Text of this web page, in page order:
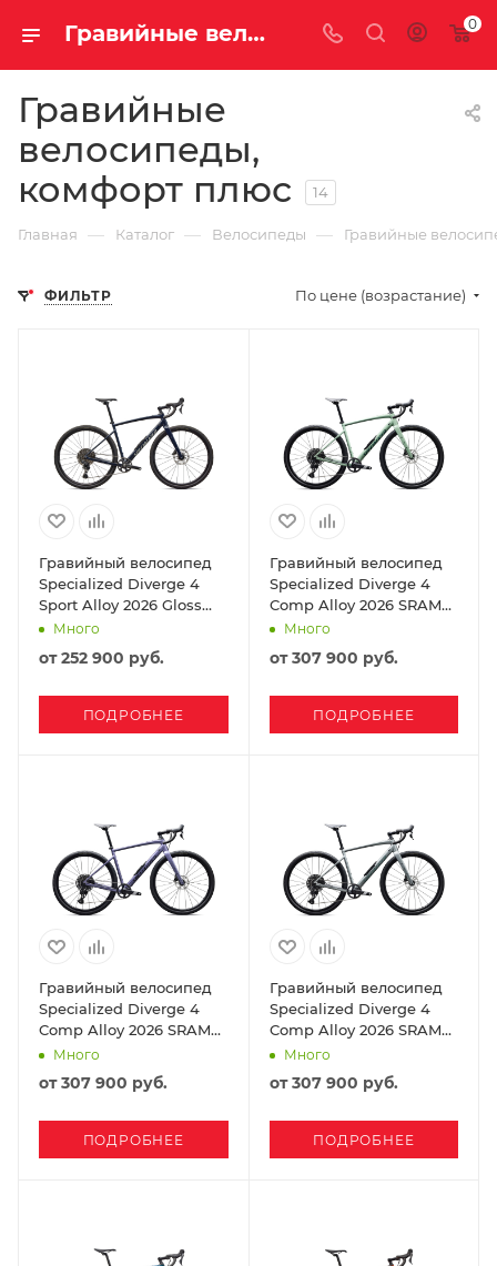
Гравийные велосипеды, комфорт плюс купить недорого с доставкой 0
Гравийные
велосипеды,
комфорт плюс
14
Главная — Каталог — Велосипеды — Гравийные
ФИЛЬТР По цене (возрастание)
Гравийный велосипед
Specialized Diverge 4
Sport Alloy 2026 Gloss
Dark Navy / Dolomite
Много
от252 900 руб.
ПОДРОБНЕЕ
Гравийный велосипед
Specialized Diverge 4
Comp Alloy 2026 SRAM
Apex Gloss Pistachio /
Emerald Metallic
Много
от307 900 руб.
ПОДРОБНЕЕ
Гравийный велосипед
Specialized Diverge 4
Comp Alloy 2026 SRAM
Apex Gloss Mauve
Metallic / Obsidian
Много
от307 900 руб.
ПОДРОБНЕЕ
Гравийный велосипед
Specialized Diverge 4
Comp Alloy 2026 SRAM
Apex Satin Shadow Silver
Много
от307 900 руб.
ПОДРОБНЕЕ